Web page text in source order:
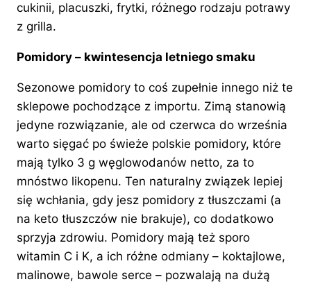
cukinii, placuszki, frytki, różnego rodzaju potrawy
z grilla.
Pomidory – kwintesencja letniego smaku
Sezonowe pomidory to coś zupełnie innego niż te
sklepowe pochodzące z importu. Zimą stanowią
jedyne rozwiązanie, ale od czerwca do września
warto sięgać po świeże polskie pomidory, które
mają tylko 3 g węglowodanów netto, za to
mnóstwo likopenu. Ten naturalny związek lepiej
się wchłania, gdy jesz pomidory z tłuszczami (a
na keto tłuszczów nie brakuje), co dodatkowo
sprzyja zdrowiu. Pomidory mają też sporo
witamin C i K, a ich różne odmiany – koktajlowe,
malinowe, bawole serce – pozwalają na dużą